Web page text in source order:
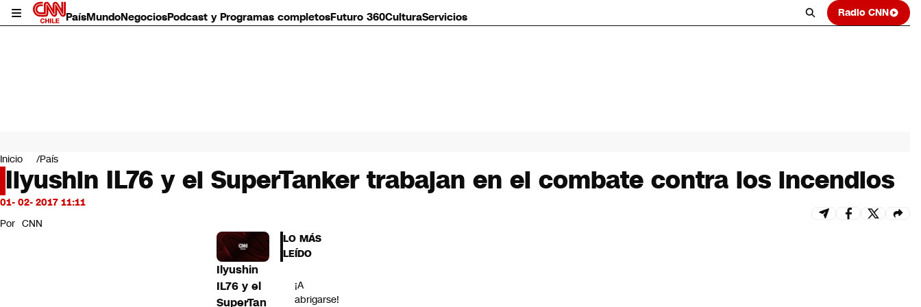
PaísMundoNegociosPodcast y Programas completosFuturo 360CulturaServicios Radio CNN
Mundo
Negocios
Deportes
Programas completos
Servicios
Inicio País
Ilyushin IL76 y el SuperTanker trabajan en el combate contra los incendios
01- 02- 2017 11:11
Por CNN
Ilyushin
IL76 y el
SuperTan
LO MÁS
LEÍDO
¡A
abrigarse!